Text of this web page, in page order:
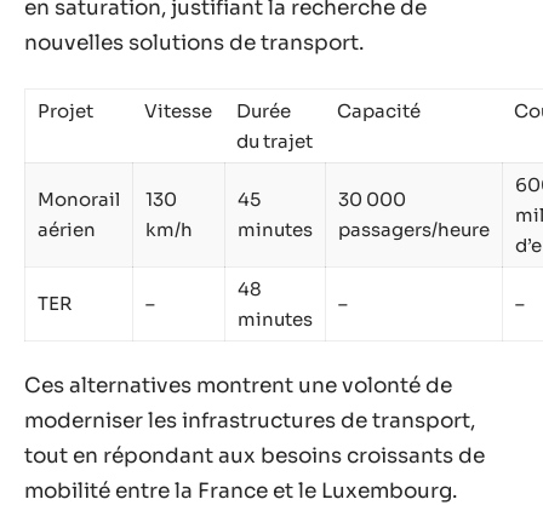
en saturation, justifiant la recherche de
nouvelles solutions de transport.
Projet Vitesse
Durée
du trajet
Capacité
Monorail
aérien
130
km/h
45
minutes
30 000
passagers/heure
TER –
48
minutes
– –
Ces alternatives montrent une volonté de
moderniser les infrastructures de transport,
tout en répondant aux besoins croissants de
mobilité entre la France et le Luxembourg.